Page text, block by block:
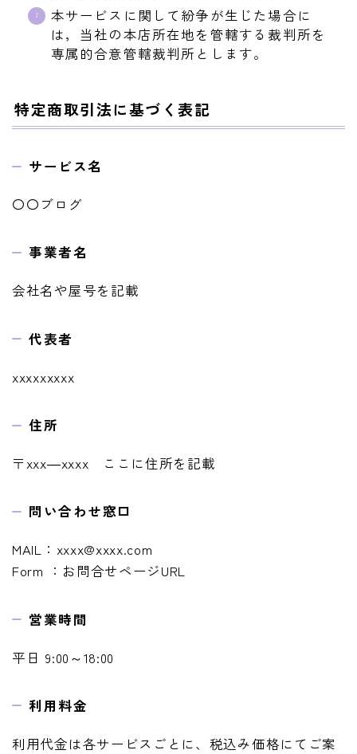
本サービスに関して紛争が生じた場合に
は，当社の本店所在地を管轄する裁判所を
専属的合意管轄裁判所とします。
特定商取引法に基づく表記
サービス名
〇〇ブログ
事業者名
会社名や屋号を記載
代表者
xxxxxxxxx
住所
〒xxx―xxxx ここに住所を記載
問い合わせ窓口
MAIL：xxxx@xxxx.com
Form ：お問合せページURL
営業時間
平日 9:00～18:00
利用料金
利用代金は各サービスごとに、税込み価格にてご案